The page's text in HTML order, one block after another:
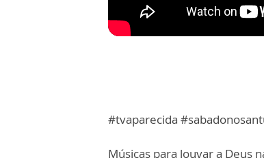
#tvaparecida
Músicas para louvar a Deus